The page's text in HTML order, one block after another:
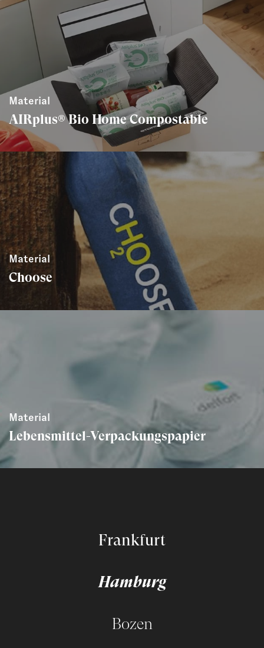
Material
AIRplus® Bio Home Compostable
Material
Choose
Material
Lebensmittel-Verpackungspapier
Frankfurt
Hamburg
Bozen